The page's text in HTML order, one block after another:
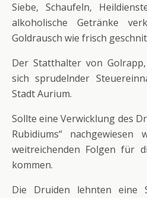
Siebe, Schaufeln,
alkoholische Getränke
Goldrausch wie frisch
Der Statthalter von
sich sprudelnder
Stadt Aurium.
Sollte eine Verwicklung des
Rubidiums“
weitreichenden Folgen für
kommen.
Die Druiden lehnten eine